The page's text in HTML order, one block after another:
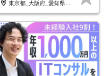
東京都_大阪府_愛知県_福岡県